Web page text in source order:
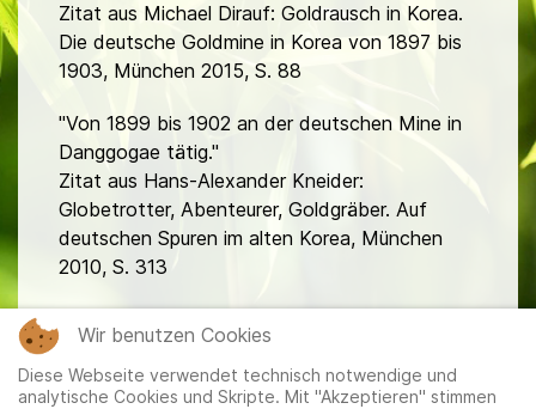
Zitat aus Michael Dirauf: Goldrausch in Korea.
Die deutsche Goldmine in Korea von 1897 bis
1903, München 2015, S. 88
"Von 1899 bis 1902 an der deutschen Mine in
Danggogae tätig."
Zitat aus Hans-Alexander Kneider:
Globetrotter, Abenteurer, Goldgräber. Auf
deutschen Spuren im alten Korea, München
2010, S. 313
Wir benutzen Cookies
Diese Webseite verwendet technisch notwendige und
analytische Cookies und Skripte. Mit "Akzeptieren" stimmen